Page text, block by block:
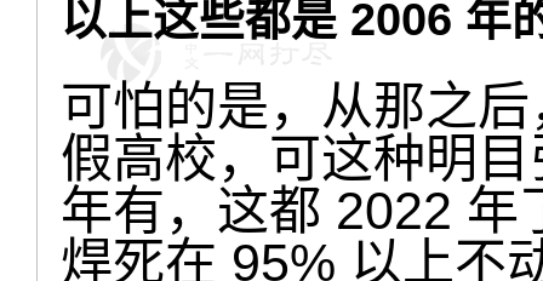
以上这些都是 2006 年
可怕的是，从那之
假高校，可这种明
年有，这都 2022 年
焊死在 95% 以上不